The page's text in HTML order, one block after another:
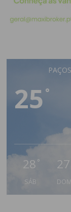
25 °
28 °
SÁB
27
DOM